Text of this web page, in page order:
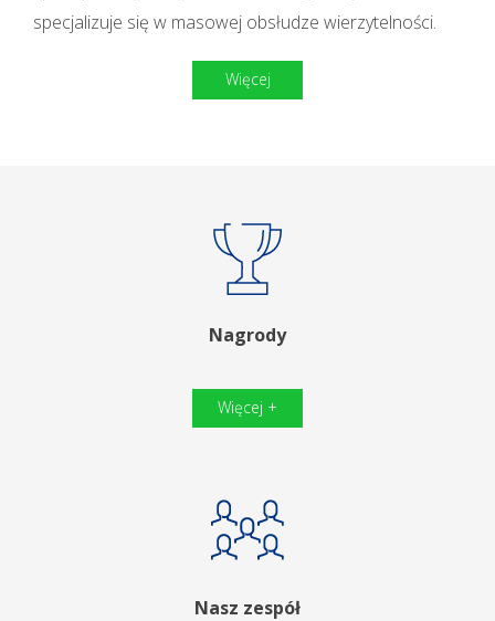
specjalizuje się w masowej obsłudze wierzytelności.
Więcej
Nagrody
Więcej +
Nasz zespół